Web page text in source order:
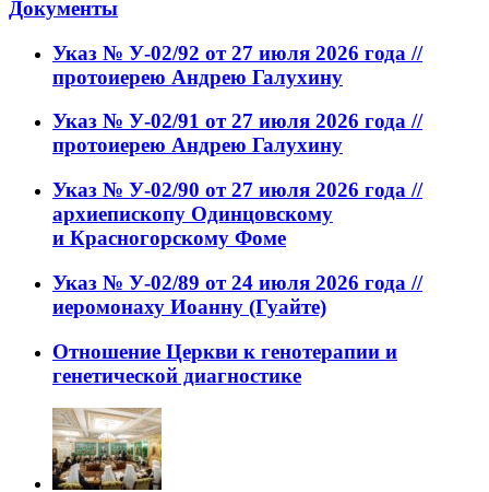
Документы
Указ № У-02/92 от 27 июля 2026 года //
протоиерею Андрею Галухину
Указ № У-02/91 от 27 июля 2026 года //
протоиерею Андрею Галухину
Указ № У-02/90 от 27 июля 2026 года //
архиепископу Одинцовскому
и Красногорскому Фоме
Указ № У-02/89 от 24 июля 2026 года //
иеромонаху Иоанну (Гуайте)
Отношение Церкви к генотерапии и
генетической диагностике